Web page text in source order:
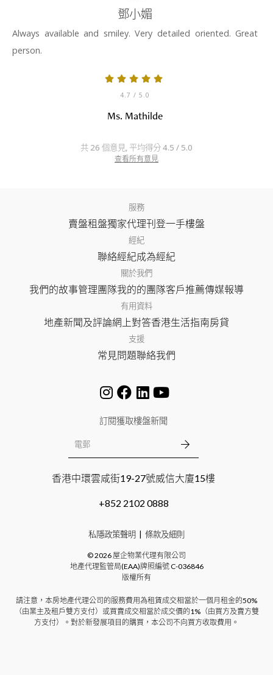
鄧小媚
Always available and smiley. Very detailed oriented. Great
person.
4.7 / 5.0
Ms. Mathilde
共 26 個意見, 平均得分 4.5 / 5.0
查看所有意見
服務
賣盤租盤獨家代理刊登一手樓盤
經紀
聯絡經紀成為經紀
關於我們
我們的故事管理團隊我的的團隊客戶推薦傳媒報導
有用資料
地產新聞及評論網上對答香港生活指南房貸
支援
常見問題聯絡我們
訂閱獲取樓盤新聞
香港中環雲咸街19-27號威信大廈15樓
+852 2102 0888
私隱政策聲明 條款及細則
©2026屋企物業代理有限公司
地產代理監管局(EAA)牌照編號C-036846
版權所有
請注意，本房地產代理公司的服務費用為租賃成交相當於一個月租金的50%
（由業主及租戶雙方支付）或買賣成交相當於成交價的1%（由買方及賣方雙
方支付）。對於新發展項目的購買，本公司不向買方收取費用。